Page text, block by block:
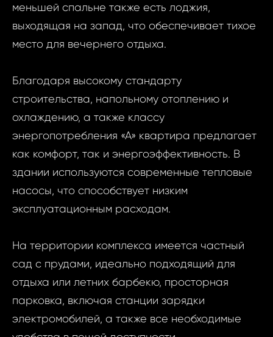
меньшей спальне также есть лоджия,
выходящая на запад, что обеспечивает тихое
место для вечернего отдыха.
Благодаря высокому стандарту
строительства, напольному отоплению и
охлаждению, а также классу
энергопотребления «А» квартира предлагает
как комфорт, так и энергоэффективность. В
здании используются современные тепловые
насосы, что способствует низким
эксплуатационным расходам.
На территории комплекса имеется частный
сад с прудами, идеально подходящий для
отдыха или летних барбекю, просторная
парковка, включая станции зарядки
электромобилей, а также все необходимые
ID2101 -
Mladá
2